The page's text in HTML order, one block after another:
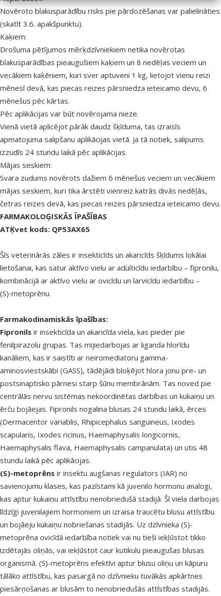
Novēroto blakusparādību risks pie pārdozēšanas var palielināties
(skatīt 3.6. apakšpunktu).
Kaķiem:
Drošuma pētījumos mērķdzīvniekiem netika novērotas
blakusparādības pieaugušiem kaķiem un 8 nedēļas veciem un
vecākiem kaķēniem, kuri sver aptuveni 1 kg, lietojot vienu reizi
mēnesī devā, kas piecas reizes pārsniedza ieteicamo devu, 6
mēnešus pēc kārtas.
Pēc aplikācijas var būt novērojama nieze.
Vienā vietā aplicējot pārāk daudz šķīduma, tas izraisīs
apmatojuma salipšanu aplikācijas vietā. Ja tā notiek, salipums
izzudīs 24 stundu laikā pēc aplikācijas.
Mājas seskiem:
Svara zudums novērots dažiem 6 mēnešus veciem un vecākiem
mājas seskiem, kuri tika ārstēti vienreiz katrās divās nedēļās,
četras reizes devā, kas piecas reizes pārsniedza ieteicamo devu.
FARMAKOLOĢISKĀS ĪPAŠĪBAS
ATĶvet kods: QP53AX65
Šīs veterinārās zāles ir insekticīds un akaricīds šķīdums lokālai
lietošanai, kas satur aktīvo vielu ar adulticīdu iedarbību – fipronilu,
kombinācijā ar aktīvo vielu ar ovicīdu un larvicīdu iedarbību –
(S)‑metoprēnu.
Farmakodinamiskās īpašības:
Fipronils ir insekticīda un akaricīda viela, kas pieder pie
fenilpirazolu grupas. Tas mijiedarbojas ar liganda hlorīdu
kanāliem, kas ir saistīti ar neiromediatoru gamma-
aminosviestskābi (GASS), tādējādi bloķējot hlora jonu pre- un
postsinaptisko pārnesi starp šūnu membrānām. Tas noved pie
centrālās nervu sistēmas nekoordinētas darbības un kukaiņu un
ērču bojāejas. Fipronils nogalina blusas 24 stundu laikā, ērces
(Dermacentor variablis, Rhipicephalus sanguineus, Ixodes
scapularis, Ixodes ricinus, Haemaphysalis longicornis,
Haemaphysalis flava, Haemaphysalis campanulata) un utis 48
stundu laikā pēc aplikācijas.
(S)-metoprēns ir insektu augšanas regulators (IAR) no
savienojumu klases, kas pazīstami kā juvenilo hormonu analogi,
kas aptur kukaiņu attīstību nenobriedušā stadijā. Šī viela darbojas
līdzīgi juvenilajiem hormoniem un izraisa traucētu blusu attīstību
un bojāeju kukaiņu nobriešanas stadijās. Uz dzīvnieka (S)-
metoprēna ovicīdā iedarbība notiek vai nu tieši iekļūstot tikko
izdētajās oliņās, vai iekļūstot caur kutikulu pieaugušas blusas
organismā. (S)-metoprēns efektīvi aptur blusu oliņu un kāpuru
tālāko attīstību, kas pasargā no dzīvnieku tuvākās apkārtnes
piesārņošanas ar blusām to nenobriedušās attīstības stadijās.